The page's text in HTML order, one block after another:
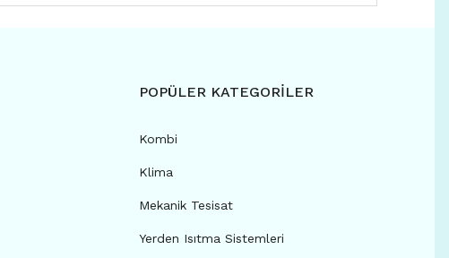
POPÜLER KATEGORİLER
Kombi
Klima
Mekanik Tesisat
Yerden Isıtma Sistemleri